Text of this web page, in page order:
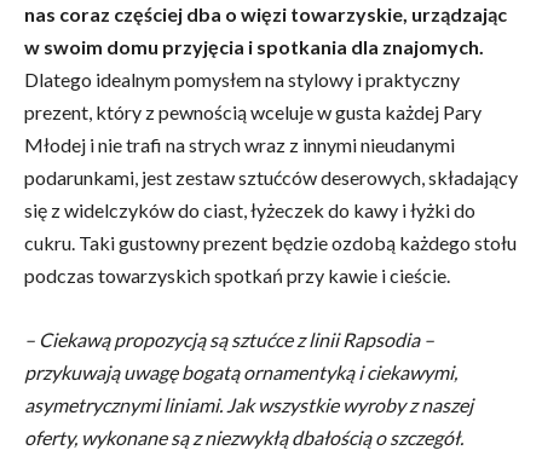
nas coraz częściej dba o więzi towarzyskie, urządzając
w swoim domu przyjęcia i spotkania dla znajomych.
Dlatego idealnym pomysłem na stylowy i praktyczny
prezent, który z pewnością wceluje w gusta każdej Pary
Młodej i nie trafi na strych wraz z innymi nieudanymi
podarunkami, jest zestaw sztućców deserowych, składający
się z widelczyków do ciast, łyżeczek do kawy i łyżki do
cukru. Taki gustowny prezent będzie ozdobą każdego stołu
podczas towarzyskich spotkań przy kawie i cieście.
– Ciekawą propozycją są sztućce z linii Rapsodia –
przykuwają uwagę bogatą ornamentyką i ciekawymi,
asymetrycznymi liniami. Jak wszystkie wyroby z naszej
oferty, wykonane są z niezwykłą dbałością o szczegół.